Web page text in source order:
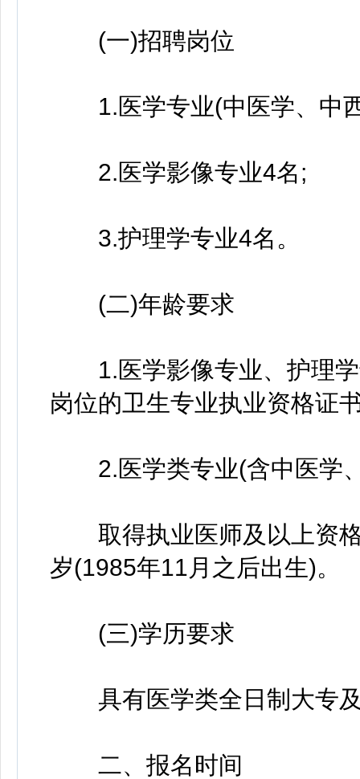
(一)招聘岗位
1.医学专业(中医学、中
2.医学影像专业4名;
3.护理学专业4名。
(二)年龄要求
1.医学影像专业、护理学
岗位的卫生专业执业资格证
2.医学类专业(含中医学
取得执业医师及以上资格
岁(1985年11月之后出生)。
(三)学历要求
具有医学类全日制大专
二、报名时间